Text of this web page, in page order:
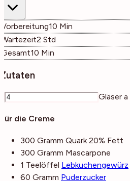
Vorbereitung10 Minuten
Min
Wartezeit2 Stunden
Std
Gesamt10 Minuten
Min
Zutaten
Gläser
Für die Creme
300 Gramm Quark 20% Fett
300 Gramm Mascarpone
1 Teelöffel Lebkuchengewürz
60 Gramm Puderzucker